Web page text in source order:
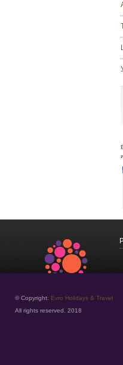
© Copyright: Evro Holidays & Travel
All rights reserved. 2018